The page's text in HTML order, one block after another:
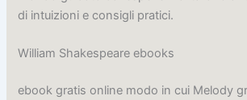
di intuizioni e consigli pratici.
William Shakespeare ebooks
ebook gratis online modo in cui Melody